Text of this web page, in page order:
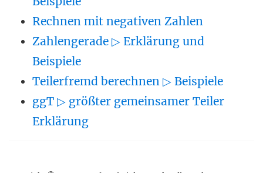
Rechnen mit negativen Zahlen
Zahlengerade ▷ Erklärung und
Beispiele
Teilerfremd berechnen ▷ Beispiele
ggT ▷ größter gemeinsamer Teiler
Erklärung